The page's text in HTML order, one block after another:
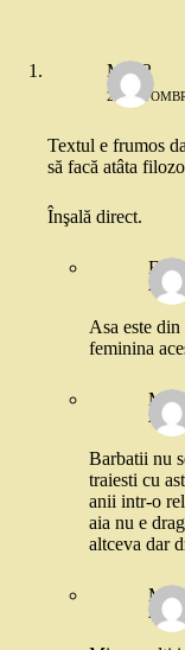
Mira2
28
Textul e frumos
să facă atâta
Înşală direct.
28
Asa este
feminina
28
Barbatii nu
traiesti cu
anii intr-o
aia nu e
altceva dar
28